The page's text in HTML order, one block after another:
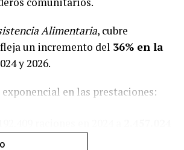
Alimentaria, cubre
un incremento del 36% en la
y 2026.
en las prestaciones: